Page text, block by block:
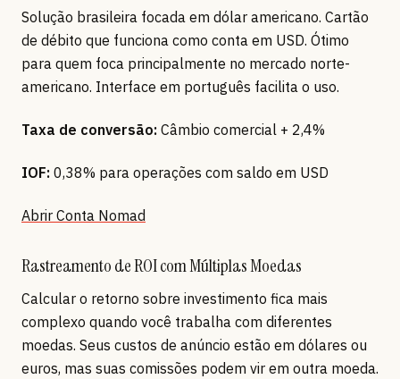
Solução brasileira focada em dólar americano. Cartão
de débito que funciona como conta em USD. Ótimo
para quem foca principalmente no mercado norte-
americano. Interface em português facilita o uso.
Taxa de conversão: Câmbio comercial + 2,4%
IOF: 0,38% para operações com saldo em USD
Abrir Conta Nomad
Rastreamento de ROI com Múltiplas Moedas
Calcular o retorno sobre investimento fica mais
complexo quando você trabalha com diferentes
moedas. Seus custos de anúncio estão em dólares ou
euros, mas suas comissões podem vir em outra moeda.